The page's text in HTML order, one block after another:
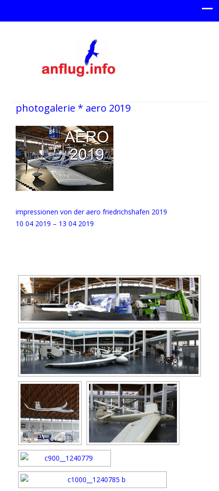
photogalerie * aero 2019
impressionen von der aero friedrichshafen 2019
10 04 2019 – 13 04 2019